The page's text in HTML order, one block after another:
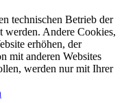
technischen Betrieb der
werden. Andere Cookies,
erhöhen, der
mit anderen Websites
werden nur mit Ihrer